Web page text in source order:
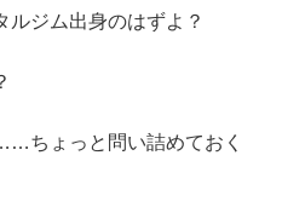
ルジム出身のはずよ？
ちょっと問い詰めておく